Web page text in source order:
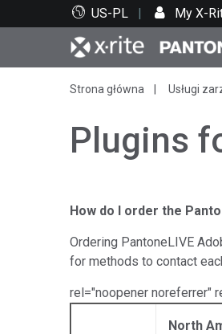
US-PL My X-
Top produkty
Druk i opakowania
Motoryzacja
Wsparcie
Zasoby edukacyjne
Strona główna Usługi
Plugins
How do I order the
Ordering PantoneLIVE
for methods to contact
rel="noopener noreferrer"
North